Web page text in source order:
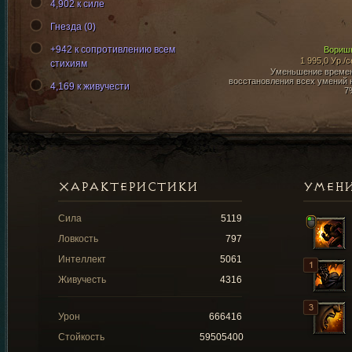
1 995,0 Ур./
Уменьшение
восстановления всех умений
4,902 к силе
Гнезда (0)
+942 к сопротивлению всем
стихиям
4,169 к живучести
ХАРАКТЕРИСТИКИ
Сила
5119
Ловкость
797
Интеллект
5061
Живучесть
4316
Урон
666416
Стойкость
59505400